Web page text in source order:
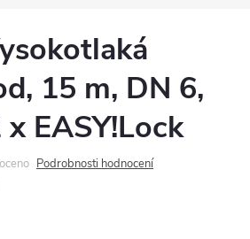
15 m, DN 6,
EASY!Lock
Podrobnosti hodnocení